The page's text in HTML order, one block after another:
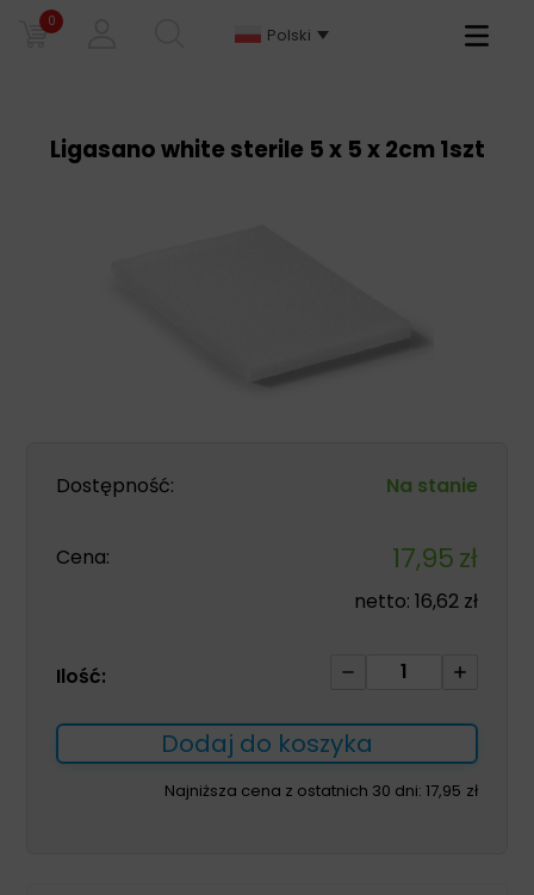
0
Polski
Primary
Ligasano white sterile 5 x 5 x 2cm 1szt
Dostępność: Na stanie
Cena: 17,95zł
netto: 16,62 zł
Ilość:
ilość
white
sterile
5
Dodaj do koszyka
Najniższa cena z ostatnich 30 dni: 17,95 zł